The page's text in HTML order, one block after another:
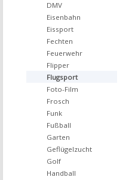
DMV
Eisenbahn
Eissport
Fechten
Feuerwehr
Flipper
Flugsport
Foto-Film
Frosch
Funk
Fußball
Garten
Geflügelzucht
Golf
Handball